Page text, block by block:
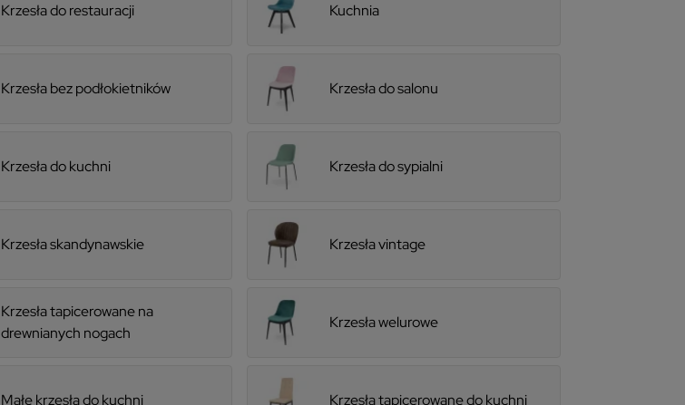
Krzesła do restauracji Kuchnia
Krzesła bez podłokietników Krzesła do salonu
Krzesła do kuchni Krzesła do sypialni
Krzesła skandynawskie Krzesła vintage
Krzesła tapicerowane na
drewnianych nogach
Krzesła welurowe
Małe krzesła do kuchni Krzesła tapicerowane do kuchni